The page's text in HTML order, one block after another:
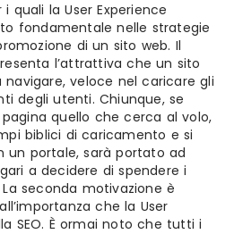
quali la User Experience
fondamentale nelle strategie
di un sito web. Il
l’attrattiva che un sito
veloce nel caricare gli
degli utenti. Chiunque, se
quello che cerca al volo,
biblici di caricamento e si
un portale, sarà portato ad
a decidere di spendere i
seconda motivazione è
che la User
SEO. È ormai noto che tutti i